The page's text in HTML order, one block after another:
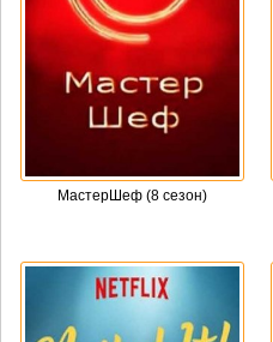
МастерШеф (8 сезон)